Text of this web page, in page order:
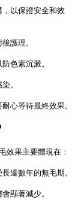
以保證安全和效
護理。
色素沉澱。
。
心等待最終效果。
效果主要體現在：
達數年的無毛期。
顯著減少。